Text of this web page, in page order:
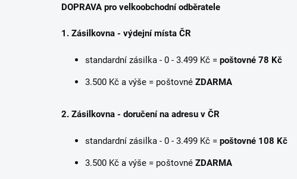
DOPRAVA pro velkoobchodní odběratele
1. Zásilkovna - výdejní místa ČR
standardní zásilka - 0 - 3.499 Kč = poštovné 78 Kč
3.500 Kč a výše = poštovné ZDARMA
2. Zásilkovna - doručení na adresu v ČR
standardní zásilka - 0 - 3.499 Kč = poštovné 108 Kč
3.500 Kč a výše = poštovné ZDARMA